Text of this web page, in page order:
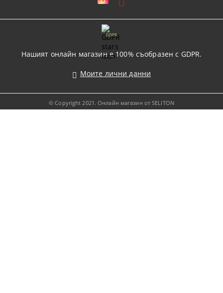
GDPR
Нашият онлайн магазин е 100% съобразен с GDPR.
Моите лични данни
© Copyright 2021. Онлайн магазин от SELITON